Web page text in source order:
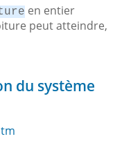
en entier
peut atteindre,
du système